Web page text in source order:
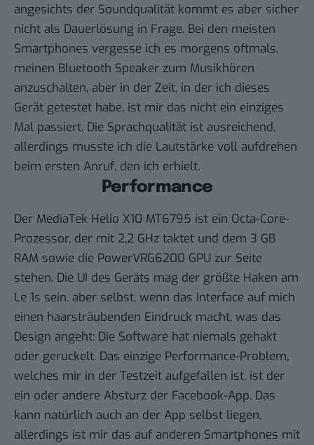
angesichts der Soundqualität kommt es aber sicher
nicht als Dauerlösung in Frage. Bei den meisten
Smartphones vergesse ich es morgens oftmals,
meinen Bluetooth Speaker zum Musikhören
anzuschalten, aber in der Zeit, in der ich dieses
Gerät getestet habe, ist mir das nicht ein einziges
Mal passiert. Die Sprachqualität ist ausreichend,
allerdings musste ich die Lautstärke voll aufdrehen
beim ersten Anruf, den ich erhielt.
Performance
Der MediaTek Helio X10 MT6795 ist ein Octa-Core-
Prozessor, der mit 2,2 GHz taktet und dem 3 GB
RAM sowie die PowerVRG6200 GPU zur Seite
stehen. Die UI des Geräts mag der größte Haken am
Le 1s sein, aber selbst, wenn das Interface auf mich
einen haarsträubenden Eindruck macht, was das
Design angeht: Die Software hat niemals gehakt
oder geruckelt. Das einzige Performance-Problem,
welches mir in der Testzeit aufgefallen ist, ist der
ein oder andere Absturz der Facebook-App. Das
kann natürlich auch an der App selbst liegen,
allerdings ist mir das auf anderen Smartphones mit